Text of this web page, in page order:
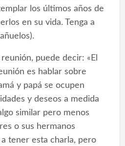
los últimos años de
en su vida. Tenga a
puede decir: «El
es hablar sobre
y papá se ocupen
y deseos a medida
similar pero menos
o sus hermanos
tener esta charla, pero